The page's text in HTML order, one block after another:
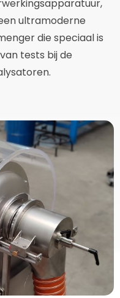
ultramoderne
die speciaal is
tests bij de